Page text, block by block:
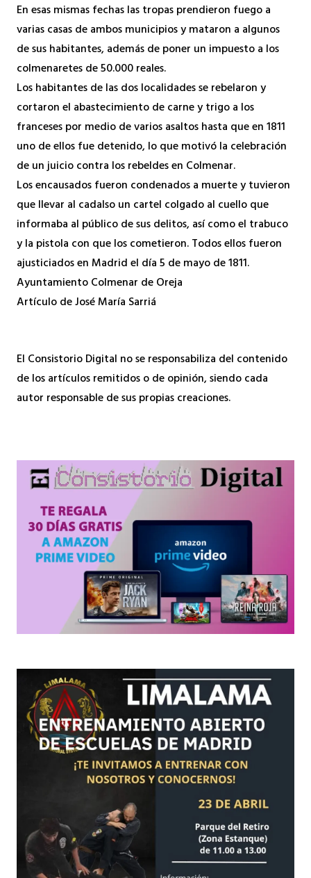
En esas mismas fechas las tropas prendieron fuego a
varias casas de ambos municipios y mataron a algunos
de sus habitantes, además de poner un impuesto a los
colmenaretes de 50.000 reales.
Los habitantes de las dos localidades se rebelaron y
cortaron el abastecimiento de carne y trigo a los
franceses por medio de varios asaltos hasta que en 1811
uno de ellos fue detenido, lo que motivó la celebración
de un juicio contra los rebeldes en Colmenar.
Los encausados fueron condenados a muerte y tuvieron
que llevar al cadalso un cartel colgado al cuello que
informaba al público de sus delitos, así como el trabuco
y la pistola con que los cometieron. Todos ellos fueron
ajusticiados en Madrid el día 5 de mayo de 1811.
Ayuntamiento Colmenar de Oreja
Artículo de José María Sarriá
El Consistorio Digital no se responsabiliza del contenido
de los artículos remitidos o de opinión, siendo cada
autor responsable de sus propias creaciones.